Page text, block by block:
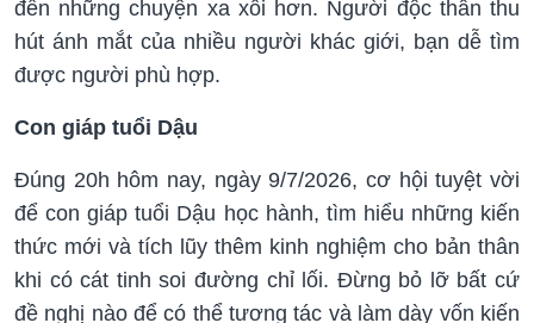
đến những chuyện xa xôi hơn. Người độc thân thu
hút ánh mắt của nhiều người khác giới, bạn dễ tìm
được người phù hợp.
Con giáp tuổi Dậu
Đúng 20h hôm nay, ngày 9/7/2026, cơ hội tuyệt vời
để con giáp tuổi Dậu học hành, tìm hiểu những kiến
thức mới và tích lũy thêm kinh nghiệm cho bản thân
khi có cát tinh soi đường chỉ lối. Đừng bỏ lỡ bất cứ
đề nghị nào để có thể tương tác và làm dày vốn kiến